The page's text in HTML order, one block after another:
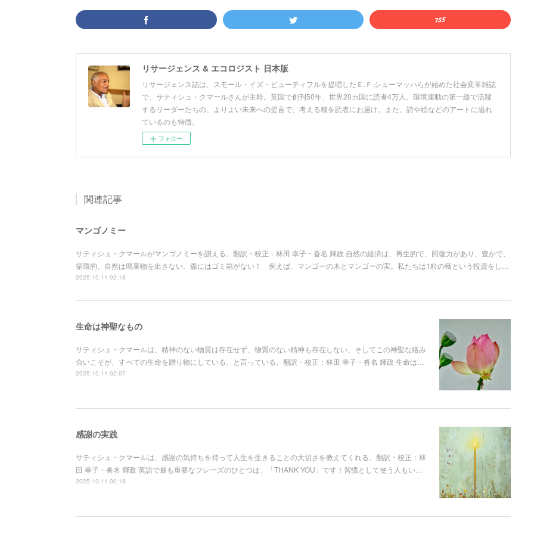
リサージェンス & エコロジスト 日本版
リサージェンス誌は、スモール・イズ・ビューティフルを提唱したＥ.Ｆ.シューマッハらが始めた社会変革雑誌
で、サティシュ・クマールさんが主幹。英国で創刊50年、世界20カ国に読者4万人。環境運動の第一線で活躍
するリーダーたちの、よりよい未来への提言で、考える糧を読者にお届け。また、詩や絵などのアートに溢れ
ているのも特徴。
フォロー
関連記事
マンゴノミー
サティシュ・クマールがマンゴノミーを讃える。翻訳・校正：林田 幸子・沓名 輝政 自然の経済は、再生的で、回復力があり、豊かで、
循環的。自然は廃棄物を出さない。森にはゴミ箱がない！ 例えば、マンゴーの木とマンゴーの実。私たちは1粒の種という投資をし…
2025.10.11 02:18
生命は神聖なもの
サティシュ・クマールは、精神のない物質は存在せず、物質のない精神も存在しない、そしてこの神聖な絡み
合いこそが、すべての生命を贈り物にしている、と言っている。翻訳・校正：林田 幸子・沓名 輝政 生命は…
2025.10.11 02:07
感謝の実践
サティシュ・クマールは、感謝の気持ちを持って人生を生きることの大切さを教えてくれる。翻訳・校正：林
田 幸子・沓名 輝政 英語で最も重要なフレーズのひとつは、「THANK YOU」です！習慣として使う人もい…
2025.10.11 00:18